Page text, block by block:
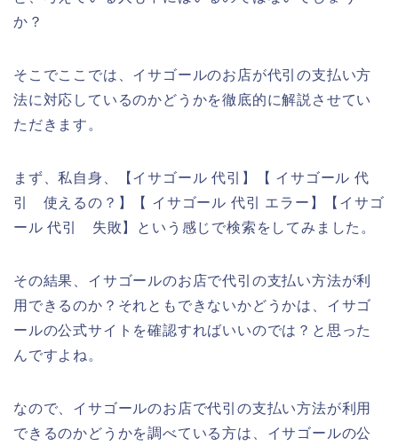
か？
そこでここでは、イサゴールのお店が代引の支払い方
法に対応しているのかどうかを徹底的に解説させてい
ただきます。
まず、私自身、【イサゴール 代引】【 イサゴール 代
引 使えるの？】【 イサゴール 代引 エラー】【イサゴ
ール 代引 失敗】という感じで検索をしてみました。
その結果、イサゴールのお店で代引の支払い方法が利
用できるのか？それともできないかどうかは、イサゴ
ールの公式サイトを確認すればいいのでは？と思った
んですよね。
なので、イサゴールのお店で代引の支払い方法が利用
できるのかどうかを調べている方は、イサゴールの公